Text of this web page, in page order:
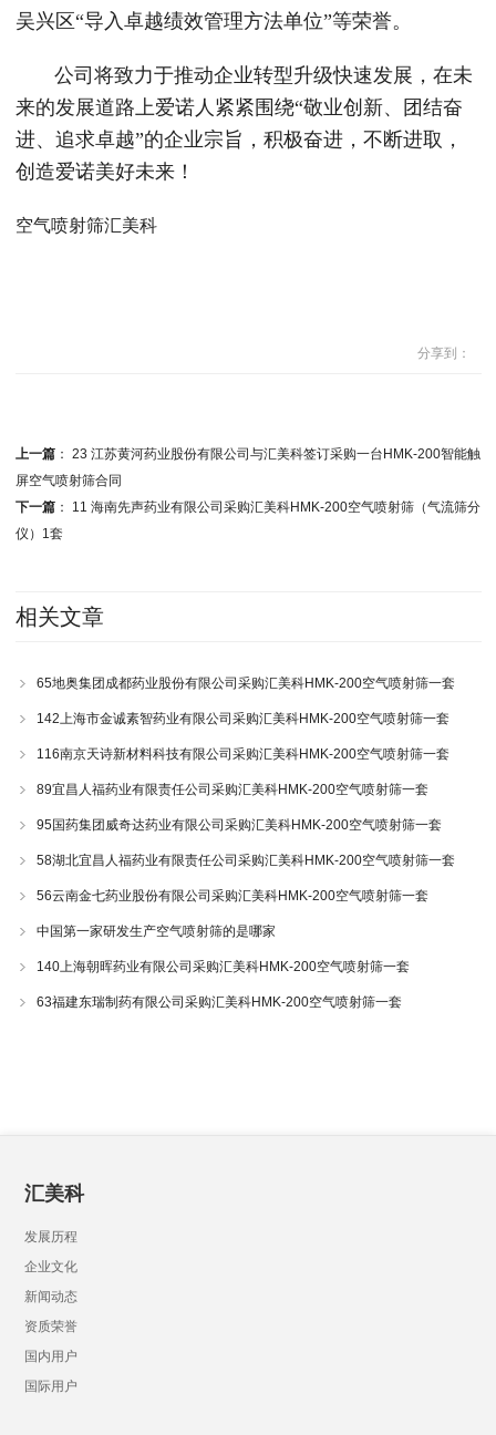
吴兴区“导入卓越绩效管理方法单位”等荣誉。
公司将致力于推动企业转型升级快速发展，在未
来的发展道路上爱诺人紧紧围绕“敬业创新、团结奋
进、追求卓越”的企业宗旨，积极奋进，不断进取，
创造爱诺美好未来！
空气喷射筛汇美科
分享到：
上一篇： 23 江苏黄河药业股份有限公司与汇美科签订采购一台HMK-200智能触
屏空气喷射筛合同
下一篇：
11 海南先声药业有限公司采购汇美科HMK-200空气喷射筛（气流筛分
仪）1套
相关文章
65地奥集团成都药业股份有限公司采购汇美科HMK-200空气喷射筛一套
142上海市金诚素智药业有限公司采购汇美科HMK-200空气喷射筛一套
116南京天诗新材料科技有限公司采购汇美科HMK-200空气喷射筛一套
89宜昌人福药业有限责任公司采购汇美科HMK-200空气喷射筛一套
95国药集团威奇达药业有限公司采购汇美科HMK-200空气喷射筛一套
58湖北宜昌人福药业有限责任公司采购汇美科HMK-200空气喷射筛一套
56云南金七药业股份有限公司采购汇美科HMK-200空气喷射筛一套
中国第一家研发生产空气喷射筛的是哪家
140上海朝晖药业有限公司采购汇美科HMK-200空气喷射筛一套
63福建东瑞制药有限公司采购汇美科HMK-200空气喷射筛一套
汇美科
发展历程
企业文化
新闻动态
资质荣誉
国内用户
国际用户